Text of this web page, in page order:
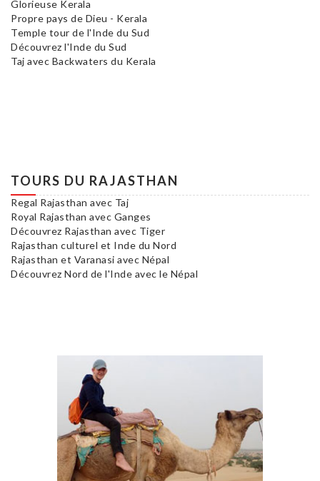
Glorieuse Kerala
Propre pays de Dieu - Kerala
Temple tour de l'Inde du Sud
Découvrez l'Inde du Sud
Taj avec Backwaters du Kerala
TOURS DU RAJASTHAN
Regal Rajasthan avec Taj
Royal Rajasthan avec Ganges
Découvrez Rajasthan avec Tiger
Rajasthan culturel et Inde du Nord
Rajasthan et Varanasi avec Népal
Découvrez Nord de l'Inde avec le Népal